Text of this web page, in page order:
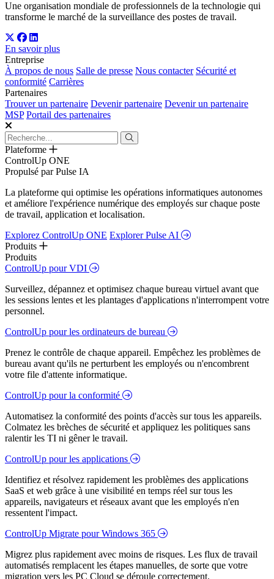
Une organisation mondiale de professionnels de la technologie qui
transforme le marché de la surveillance des postes de travail.
En savoir plus
Entreprise
À propos de nous Salle de presse Nous contacter Sécurité et
conformité Carrières
Partenaires
Trouver un partenaire Devenir partenaire Devenir un partenaire
MSP Portail des partenaires
Plateforme
ControlUp ONE
Propulsé par Pulse IA
La plateforme qui optimise les opérations informatiques autonomes
et améliore l'expérience numérique des employés sur chaque poste
de travail, application et localisation.
Explorez ControlUp ONE Explorer Pulse AI
Produits
Produits
ControlUp pour VDI
Surveillez, dépannez et optimisez chaque bureau virtuel avant que
les sessions lentes et les plantages d'applications n'interrompent votre
personnel.
ControlUp pour les ordinateurs de bureau
Prenez le contrôle de chaque appareil. Empêchez les problèmes de
bureau avant qu'ils ne perturbent les employés ou n'encombrent
votre file d'attente informatique.
ControlUp pour la conformité
Automatisez la conformité des points d'accès sur tous les appareils.
Colmatez les brèches de sécurité et appliquez les politiques sans
ralentir les TI ni gêner le travail.
ControlUp pour les applications
Identifiez et résolvez rapidement les problèmes des applications
SaaS et web grâce à une visibilité en temps réel sur tous les
appareils, navigateurs et réseaux avant que les employés n'en
ressentent l'impact.
ControlUp Migrate pour Windows 365
Migrez plus rapidement avec moins de risques. Les flux de travail
automatisés remplacent les étapes manuelles, de sorte que votre
migration vers les PC Cloud se déroule correctement.